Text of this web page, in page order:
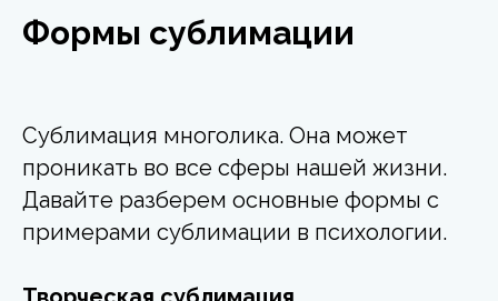
Формы сублимации
Сублимация многолика. Она может
проникать во все сферы нашей жизни.
Давайте разберем основные формы с
примерами сублимации в психологии.